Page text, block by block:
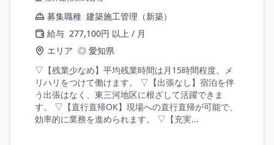
募集職種 建築施工管理（新築）
給与 277,100円 以上 / 月
エリア ◎ 愛知県
▽【残業少なめ】平均残業時間は月15時間程度。メ
リハリをつけて働けます。 ▽【出張なし】宿泊を伴
う出張はなく、東三河地区に根ざして活躍できま
す。 ▽【直行直帰OK】現場への直行直帰が可能で、
効率的に業務を進められます。 ▽【充実...